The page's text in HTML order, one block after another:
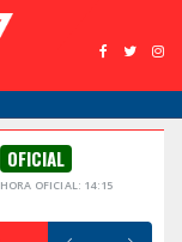
OFICIAL
HORA OFICIAL: 14:15